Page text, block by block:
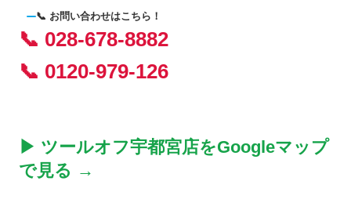
📞 お問い合わせはこちら！
📞 028-678-8882
📞 0120-979-126
▶ ツールオフ宇都宮店をGoogleマップ
で見る →